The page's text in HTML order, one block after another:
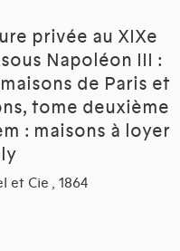
privée au XIXe
Napoléon III :
de Paris et
tome deuxième
: maisons à loyer
et Cie , 1864